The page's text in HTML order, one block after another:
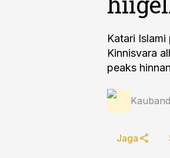
Katari
Kinnisvara
peaks
Jaga